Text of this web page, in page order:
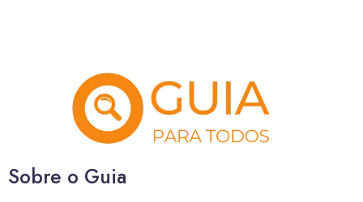
Sobre o Guia